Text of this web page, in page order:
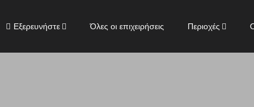
Εξερευνήστε Όλες οι επιχειρήσεις Περιοχές